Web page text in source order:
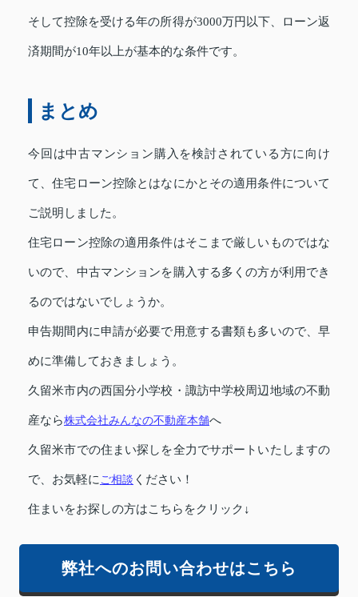
そして控除を受ける年の所得が3000万円以下、ローン返
済期間が10年以上が基本的な条件です。
まとめ
今回は中古マンション購入を検討されている方に向け
て、住宅ローン控除とはなにかとその適用条件について
ご説明しました。
住宅ローン控除の適用条件はそこまで厳しいものではな
いので、中古マンションを購入する多くの方が利用でき
るのではないでしょうか。
申告期間内に申請が必要で用意する書類も多いので、早
めに準備しておきましょう。
久留米市内の西国分小学校・諏訪中学校周辺地域の不動
産なら株式会社みんなの不動産本舗へ
久留米市での住まい探しを全力でサポートいたしますの
で、お気軽にご相談 ください！
住まいをお探しの方はこちらをクリック↓
弊社へのお問い合わせはこちら